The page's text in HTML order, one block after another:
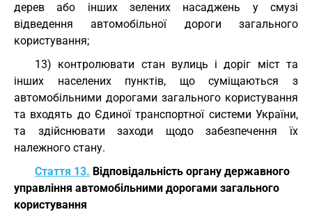
дерев або інших зелених насаджень у смузі
відведення автомобільної дороги загального
користування;
13) контролювати стан вулиць і доріг міст та
інших населених пунктів, що суміщаються з
автомобільними дорогами загального користування
та входять до Єдиної транспортної системи України,
та здійснювати заходи щодо забезпечення їх
належного стану.
Стаття 13. Відповідальність органу державного
управління автомобільними дорогами загального
користування